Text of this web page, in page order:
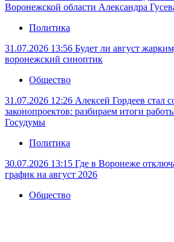
Воронежской области Александра
Политика
31.07.2026 13:56 Будет ли август
воронежский синоптик
Общество
31.07.2026 12:26 Алексей Гордеев стал
законопроектов: разбираем итоги
Госудумы
Политика
30.07.2026 13:15 Где в Воронеже
график на август 2026
Общество